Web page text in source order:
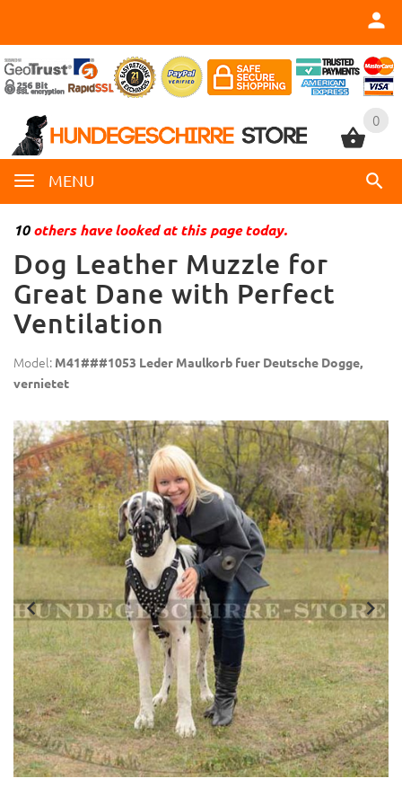
0
MENU
0
10others have looked at this page today.
Dog Leather Muzzle for
Great Dane with Perfect
Ventilation
Model: M41###1053 Leder Maulkorb fuer Deutsche Dogge,
vernietet